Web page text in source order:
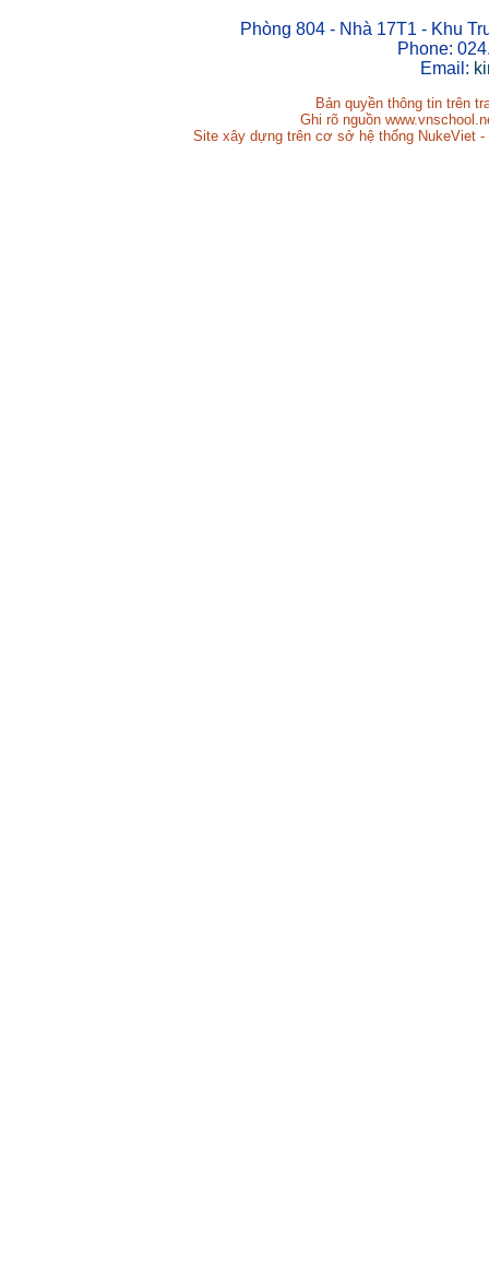
Phòng 804 - Nhà 17T1 - Khu
Phone:
Email:
Bản quyền thông tin trên
Ghi rõ nguồn
Site xây dựng trên cơ sở hệ thống NukeViet